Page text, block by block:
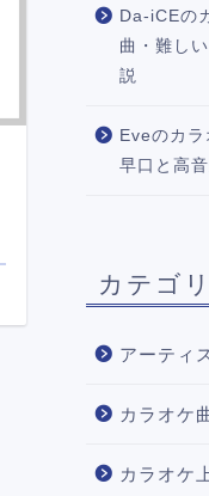
Da-iCEの
曲・難し
説
Eveのカ
早口と高
カテゴ
アーティ
カラオケ
カラオケ